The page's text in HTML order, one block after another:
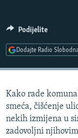
DNEVNO@RSE
SPECIJALI RSE
POPLAVE I KLIZIŠTA U
TV LIBERTY
POST SCRIPTUM
PRATITE NAS
Sve RFE/RL
Podijelite
Dodajte Radio
Kako rade
smeća, čišćenje
nekih izmijena u
zadovoljni